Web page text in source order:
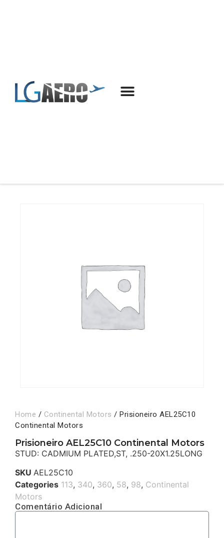
Home / Continental Motors / Prisioneiro AEL25C10
Continental Motors
Prisioneiro AEL25C10 Continental Motors
STUD: CADMIUM PLATED,ST, .250-20X1.25LONG
SKU AEL25C10
Categories 113, 340, 360, 58, 98, Continental
Motors
Comentário Adicional